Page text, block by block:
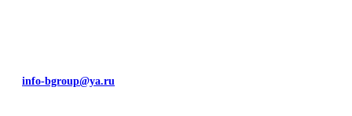
info-bgroup@ya.ru